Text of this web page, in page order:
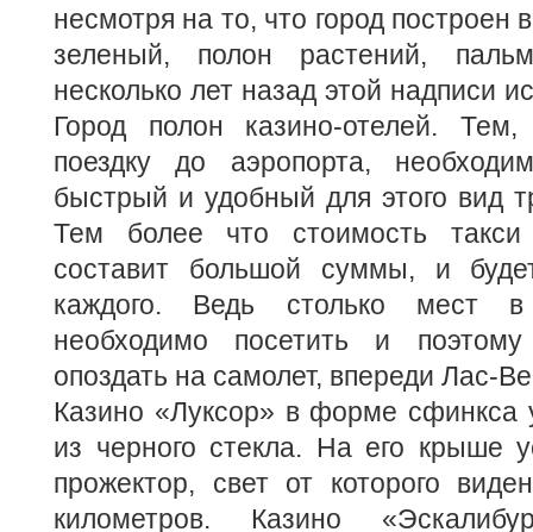
несмотря на то, что город
зеленый, полон растений,
несколько лет назад этой надписи
Город полон казино-отелей.
поездку до аэропорта,
быстрый и удобный для этого вид
Тем более что стоимость
составит большой суммы, и
каждого. Ведь столько мест в
необходимо посетить и
опоздать на самолет, впереди Лас-
Казино «Луксор» в форме сфинкса
из черного стекла. На его крыше
прожектор, свет от которого
километров. Казино